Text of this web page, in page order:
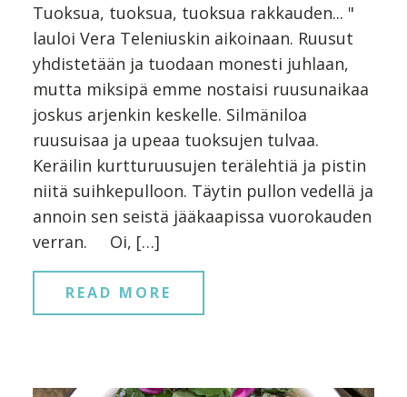
Tuoksua, tuoksua, tuoksua rakkauden... "
lauloi Vera Teleniuskin aikoinaan. Ruusut
yhdistetään ja tuodaan monesti juhlaan,
mutta miksipä emme nostaisi ruusunaikaa
joskus arjenkin keskelle. Silmäniloa
ruusuisaa ja upeaa tuoksujen tulvaa.
Keräilin kurtturuusujen terälehtiä ja pistin
niitä suihkepulloon. Täytin pullon vedellä ja
annoin sen seistä jääkaapissa vuorokauden
verran. Oi, […]
READ MORE